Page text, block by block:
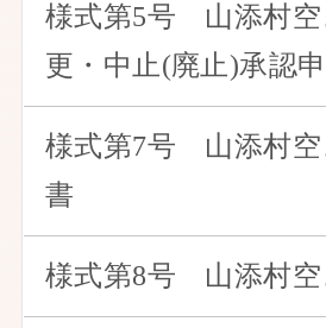
様式第5号 山添村空
更・中止(廃止)承認
様式第7号 山添村空
書
様式第8号 山添村空